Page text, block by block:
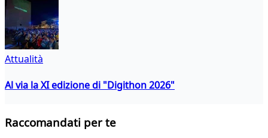
Attualità
Al via la XI edizione di "Digithon 2026"
Raccomandati per te